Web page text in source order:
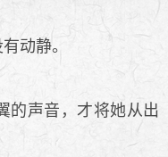
动静。
声音，才将她从出